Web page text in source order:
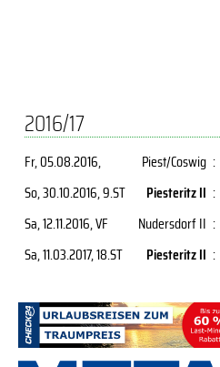
2016/17
Fr, 05.08.2016, Piest/Coswig :
So, 30.10.2016, 9.ST Piesteritz II :
Sa, 12.11.2016, VF Nudersdorf II :
Sa, 11.03.2017, 18.ST Piesteritz II :